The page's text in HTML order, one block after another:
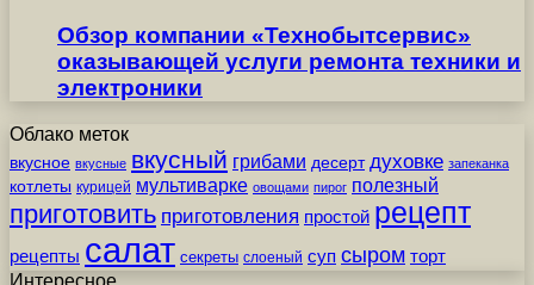
Обзор компании «Технобытсервис»
оказывающей услуги ремонта техники и
электроники
Облако меток
вкусное вкусные вкусный грибами десерт духовке запеканка
котлеты курицей мультиварке овощами пирог полезный
приготовить приготовления простой рецепт
рецепты салат секреты слоеный суп сыром торт
Интересное